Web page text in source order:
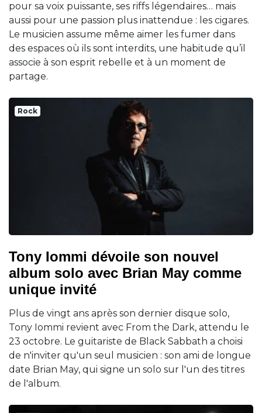
pour sa voix puissante, ses riffs légendaires… mais
aussi pour une passion plus inattendue : les cigares.
Le musicien assume même aimer les fumer dans
des espaces où ils sont interdits, une habitude qu’il
associe à son esprit rebelle et à un moment de
partage.
Rock
Tony Iommi dévoile son nouvel
album solo avec Brian May comme
unique invité
Plus de vingt ans après son dernier disque solo,
Tony Iommi revient avec From the Dark, attendu le
23 octobre. Le guitariste de Black Sabbath a choisi
de n'inviter qu'un seul musicien : son ami de longue
date Brian May, qui signe un solo sur l'un des titres
de l'album.